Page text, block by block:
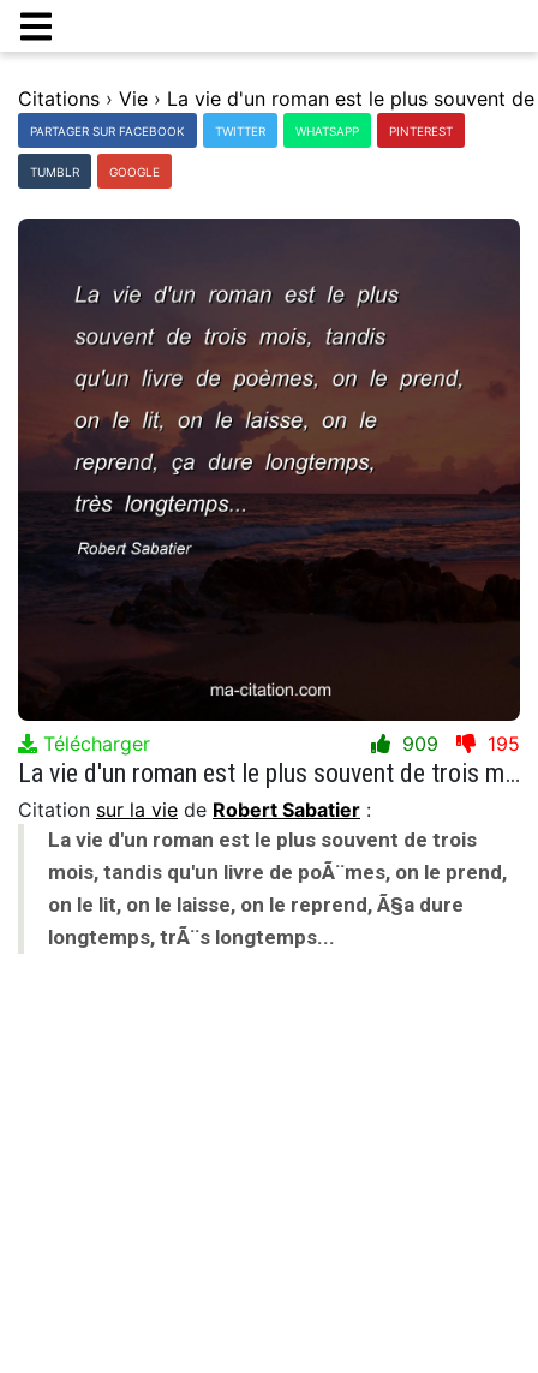
Citations › Vie ›
PARTAGER SUR FACEBOOK TWITTER WHATSAPP PINTEREST
TUMBLR GOOGLE
Télécharger 909 195
La vie d'un roman est le plus souvent de trois mois, tandis qu'un livre de poÃ¨mes, on le prend, on le lit, on le laisse, on le reprend, Ã§a dure longtemps, trÃ¨s longtemps...
Citation sur la vie de Robert Sabatier :
La vie d'un roman est le plus souvent de trois
mois, tandis qu'un livre de poÃ¨mes, on le prend,
on le lit, on le laisse, on le reprend, Ã§a dure
longtemps, trÃ¨s longtemps...